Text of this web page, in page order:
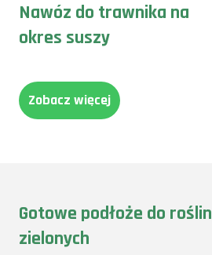
Nawóz do trawnika na
okres suszy
Zobacz więcej
Gotowe podłoże do roślin
zielonych